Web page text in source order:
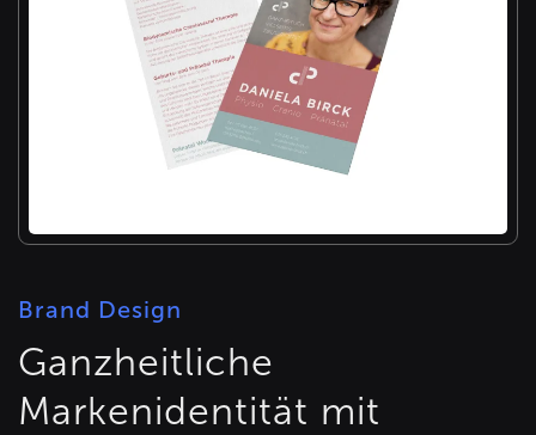
Brand Design
Ganzheitliche
Markenidentität mit